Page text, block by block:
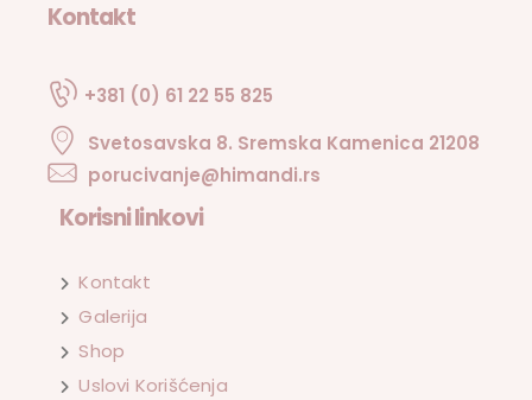
Kontakt
+381 (0) 61 22 55 825
Svetosavska 8. Sremska Kamenica 21208
porucivanje@himandi.rs
Korisni linkovi
Kontakt
Galerija
Shop
Uslovi Korišćenja